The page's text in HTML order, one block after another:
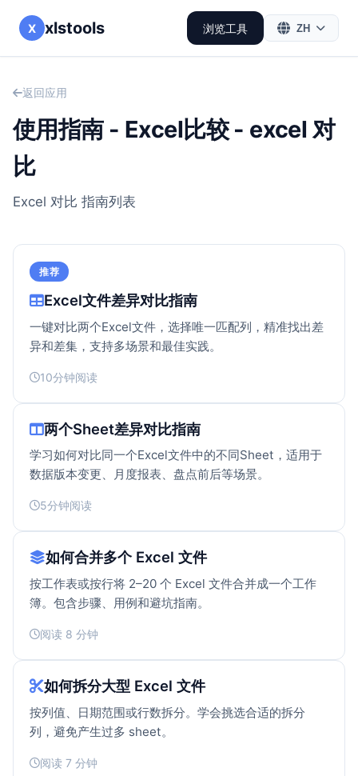
X xlstools 浏览工具 ZH
返回应用
使用指南 - Excel比较 - excel 对
比
Excel 对比 指南列表
推荐
Excel文件差异对比指南
一键对比两个Excel文件，选择唯一匹配列，精准找出差
异和差集，支持多场景和最佳实践。
10分钟阅读
两个Sheet差异对比指南
学习如何对比同一个Excel文件中的不同Sheet，适用于
数据版本变更、月度报表、盘点前后等场景。
5分钟阅读
如何合并多个 Excel 文件
按工作表或按行将 2–20 个 Excel 文件合并成一个工作
簿。包含步骤、用例和避坑指南。
阅读 8 分钟
如何拆分大型 Excel 文件
按列值、日期范围或行数拆分。学会挑选合适的拆分
列，避免产生过多 sheet。
阅读 7 分钟